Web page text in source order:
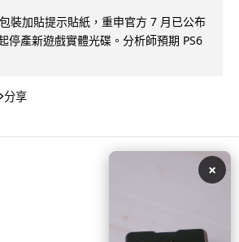
裝加貼提示貼紙，重申官方 7 月已公布
停產新遊戲實體光碟。分析師預期 PS6
分享
×